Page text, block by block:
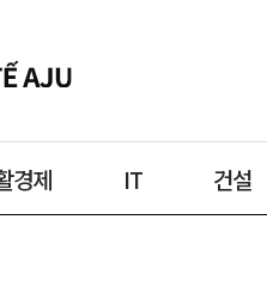
경제 IT 건설